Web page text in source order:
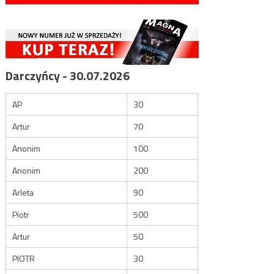
Darczyńcy - 30.07.2026
AP
30
Artur
70
Anonim
100
Anonim
200
Arleta
90
Piotr
500
Artur
50
PIOTR
30